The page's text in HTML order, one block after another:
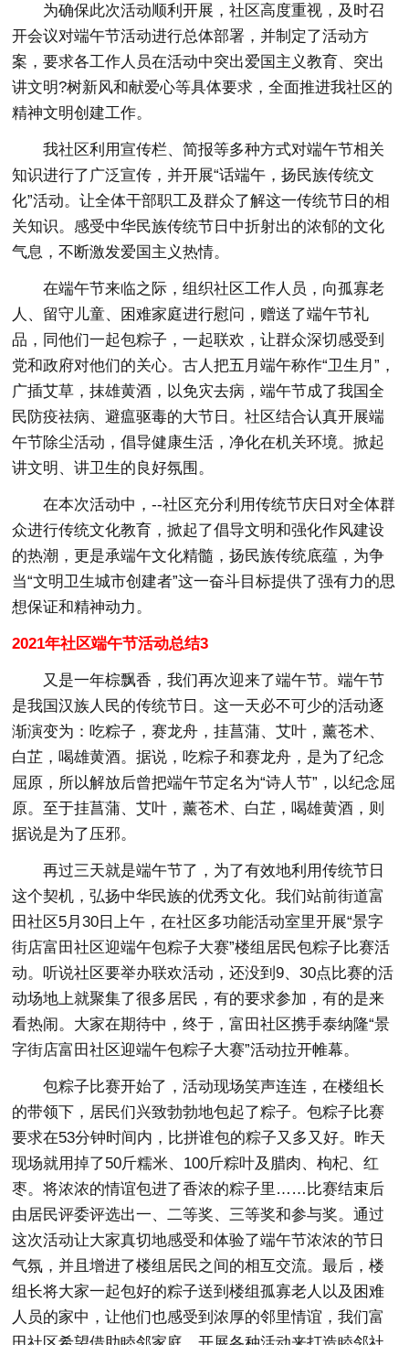
为确保此次活动顺利开展，社区高度重视，及时召
开会议对端午节活动进行总体部署，并制定了活动方
案，要求各工作人员在活动中突出爱国主义教育、突出
讲文明?树新风和献爱心等具体要求，全面推进我社区的
精神文明创建工作。
我社区利用宣传栏、简报等多种方式对端午节相关
知识进行了广泛宣传，并开展“话端午，扬民族传统文
化”活动。让全体干部职工及群众了解这一传统节日的相
关知识。感受中华民族传统节日中折射出的浓郁的文化
气息，不断激发爱国主义热情。
在端午节来临之际，组织社区工作人员，向孤寡老
人、留守儿童、困难家庭进行慰问，赠送了端午节礼
品，同他们一起包粽子，一起联欢，让群众深切感受到
党和政府对他们的关心。古人把五月端午称作“卫生月”，
广插艾草，抹雄黄酒，以免灾去病，端午节成了我国全
民防疫祛病、避瘟驱毒的大节日。社区结合认真开展端
午节除尘活动，倡导健康生活，净化在机关环境。掀起
讲文明、讲卫生的良好氛围。
在本次活动中，--社区充分利用传统节庆日对全体群
众进行传统文化教育，掀起了倡导文明和强化作风建设
的热潮，更是承端午文化精髓，扬民族传统底蕴，为争
当“文明卫生城市创建者”这一奋斗目标提供了强有力的思
想保证和精神动力。
2021年社区端午节活动总结3
又是一年棕飘香，我们再次迎来了端午节。端午节
是我国汉族人民的传统节日。这一天必不可少的活动逐
渐演变为：吃粽子，赛龙舟，挂菖蒲、艾叶，薰苍术、
白芷，喝雄黄酒。据说，吃粽子和赛龙舟，是为了纪念
屈原，所以解放后曾把端午节定名为“诗人节”，以纪念屈
原。至于挂菖蒲、艾叶，薰苍术、白芷，喝雄黄酒，则
据说是为了压邪。
再过三天就是端午节了，为了有效地利用传统节日
这个契机，弘扬中华民族的优秀文化。我们站前街道富
田社区5月30日上午，在社区多功能活动室里开展“景字
街店富田社区迎端午包粽子大赛”楼组居民包粽子比赛活
动。听说社区要举办联欢活动，还没到9、30点比赛的活
动场地上就聚集了很多居民，有的要求参加，有的是来
看热闹。大家在期待中，终于，富田社区携手泰纳隆“景
字街店富田社区迎端午包粽子大赛”活动拉开帷幕。
包粽子比赛开始了，活动现场笑声连连，在楼组长
的带领下，居民们兴致勃勃地包起了粽子。包粽子比赛
要求在53分钟时间内，比拼谁包的粽子又多又好。昨天
现场就用掉了50斤糯米、100斤粽叶及腊肉、枸杞、红
枣。将浓浓的情谊包进了香浓的粽子里……比赛结束后
由居民评委评选出一、二等奖、三等奖和参与奖。通过
这次活动让大家真切地感受和体验了端午节浓浓的节日
气氛，并且增进了楼组居民之间的相互交流。最后，楼
组长将大家一起包好的粽子送到楼组孤寡老人以及困难
人员的家中，让他们也感受到浓厚的邻里情谊，我们富